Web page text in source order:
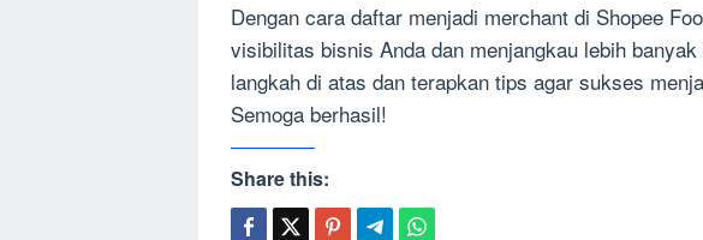
Dengan cara daftar menjadi merchant di Shopee
visibilitas bisnis Anda dan menjangkau lebih
langkah di atas dan terapkan tips agar sukses
Semoga berhasil!
Share this: